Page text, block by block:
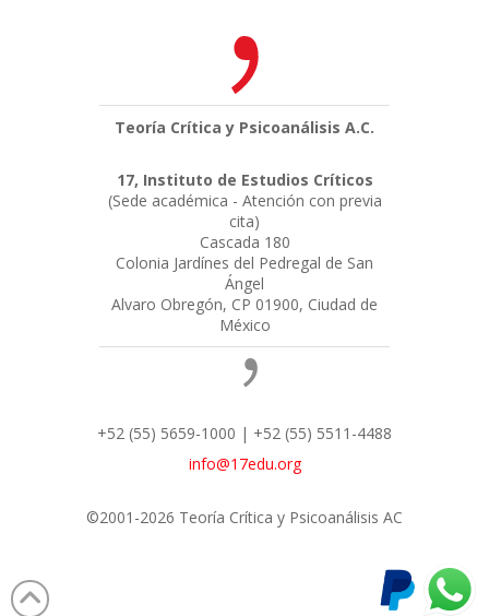
Teoría Crítica y Psicoanálisis A.C.
17, Instituto de Estudios Críticos
(Sede académica - Atención con previa
cita)
Cascada 180
Colonia Jardínes del Pedregal de San
Ángel
Alvaro Obregón, CP 01900, Ciudad de
México
+52 (55) 5659-1000 | +52 (55) 5511-4488
info@17edu.org
©2001-2026 Teoría Crítica y Psicoanálisis AC